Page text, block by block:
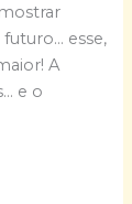
esse,
A
e o